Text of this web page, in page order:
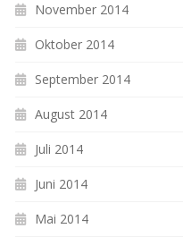
November 2014
Oktober 2014
September 2014
August 2014
Juli 2014
Juni 2014
Mai 2014